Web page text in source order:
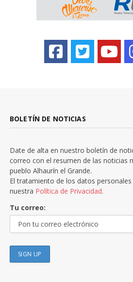
BOLETÍN DE NOTICIAS
Date de alta en nuestro boletín de
correo con el resumen de las noticias
pueblo Alhaurín el Grande.
El tratamiento de los datos
nuestra Política de Privacidad.
Tu correo: